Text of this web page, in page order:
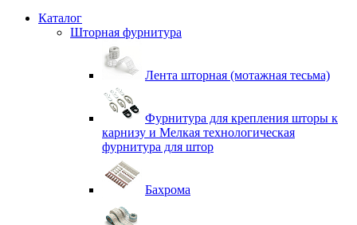
Каталог
Шторная фурнитура
Лента шторная (мотажная тесьма)
Фурнитура для крепления шторы к
карнизу и Мелкая технологическая
фурнитура для штор
Бахрома